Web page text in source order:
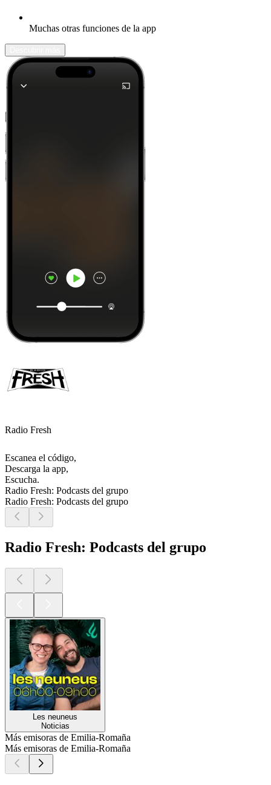
Muchas otras funciones de la app
Radio Fresh
Escanea el código,
Descarga la app,
Escucha.
Radio Fresh: Podcasts del grupo
Radio Fresh: Podcasts del grupo
Radio Fresh: Podcasts del grupo
Les neuneus
Noticias
Más emisoras de Emilia-Romaña
Más emisoras de Emilia-Romaña